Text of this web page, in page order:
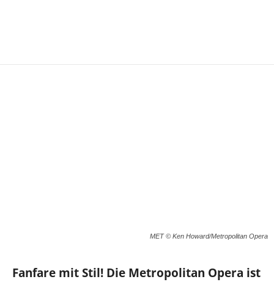
MET © Ken Howard/Metropolitan Opera
Fanfare mit Stil! Die Metropolitan Opera ist